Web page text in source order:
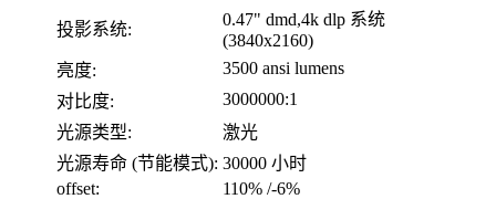
投影系统:
0.47" dmd,4k dlp 系统
(3840x2160)
亮度:
3500 ansi lumens
对比度:
3000000:1
光源类型:
激光
光源寿命 (节能模式): 30000 小时
offset:
110% /-6%